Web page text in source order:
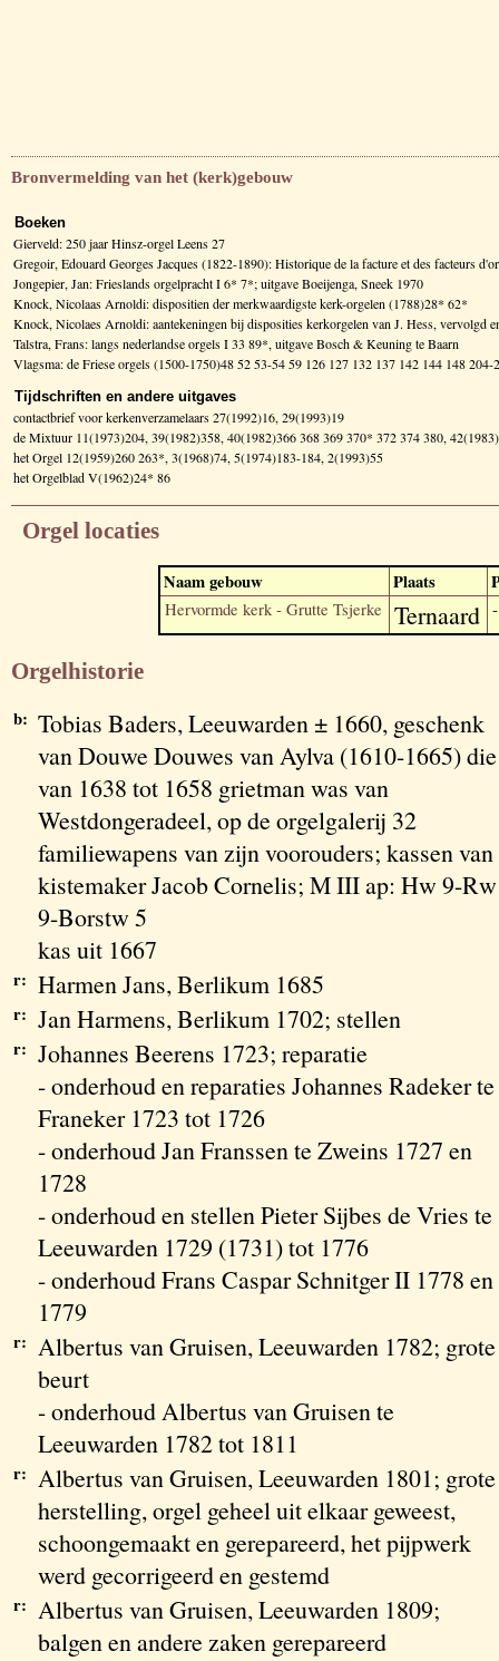
Bronvermelding van het (kerk)gebouw
Boeken
Gierveld: 250 jaar Hinsz-orgel Leens 27
Gregoir, Edouard Georges Jacques (1822-1890): Historique de la facture et des facteurs
Jongepier, Jan: Frieslands orgelpracht I 6* 7*; uitgave Boeijenga, Sneek 1970
Knock, Nicolaas Arnoldi: dispositien der merkwaardigste kerk-orgelen (1788)28* 62*
Knock, Nicolaes Arnoldi: aantekeningen bij disposities kerkorgelen van J. Hess,
Talstra, Frans: langs nederlandse orgels I 33 89*, uitgave Bosch & Keuning te Baarn
Vlagsma: de Friese orgels (1500-1750)48 52 53-54 59 126 127 132 137 142 144 148
Tijdschriften en andere uitgaves
contactbrief voor kerkenverzamelaars 27(1992)16, 29(1993)19
de Mixtuur 11(1973)204, 39(1982)358, 40(1982)366 368 369 370* 372 374 380,
het Orgel 12(1959)260 263*, 3(1968)74, 5(1974)183-184, 2(1993)55
het Orgelblad V(1962)24* 86
Orgel locaties
Naam gebouw Plaats
Hervormde kerk - Grutte Tsjerke Ternaard -
Orgelhistorie
b: Tobias Baders, Leeuwarden ± 1660, geschenk
van Douwe Douwes van Aylva (1610-1665) die
van 1638 tot 1658 grietman was van
Westdongeradeel, op de orgelgalerij 32
familiewapens van zijn voorouders; kassen van
kistemaker Jacob Cornelis; M III ap: Hw 9-Rw
9-Borstw 5
kas uit 1667
r: Harmen Jans, Berlikum 1685
r: Jan Harmens, Berlikum 1702; stellen
r: Johannes Beerens 1723; reparatie
- onderhoud en reparaties Johannes Radeker te
Franeker 1723 tot 1726
- onderhoud Jan Franssen te Zweins 1727 en
1728
- onderhoud en stellen Pieter Sijbes de Vries te
Leeuwarden 1729 (1731) tot 1776
- onderhoud Frans Caspar Schnitger II 1778 en
1779
r: Albertus van Gruisen, Leeuwarden 1782; grote
beurt
- onderhoud Albertus van Gruisen te
Leeuwarden 1782 tot 1811
r: Albertus van Gruisen, Leeuwarden 1801; grote
herstelling, orgel geheel uit elkaar geweest,
schoongemaakt en gerepareerd, het pijpwerk
werd gecorrigeerd en gestemd
r: Albertus van Gruisen, Leeuwarden 1809;
balgen en andere zaken gerepareerd